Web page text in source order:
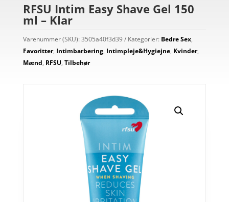
RFSU Intim Easy Shave Gel 150
ml – Klar
Varenummer (SKU): 3505a40f3d39 Kategorier: Bedre Sex,
Favoritter, Intimbarbering, Intimpleje&Hygiejne, Kvinder,
Mænd, RFSU, Tilbehør